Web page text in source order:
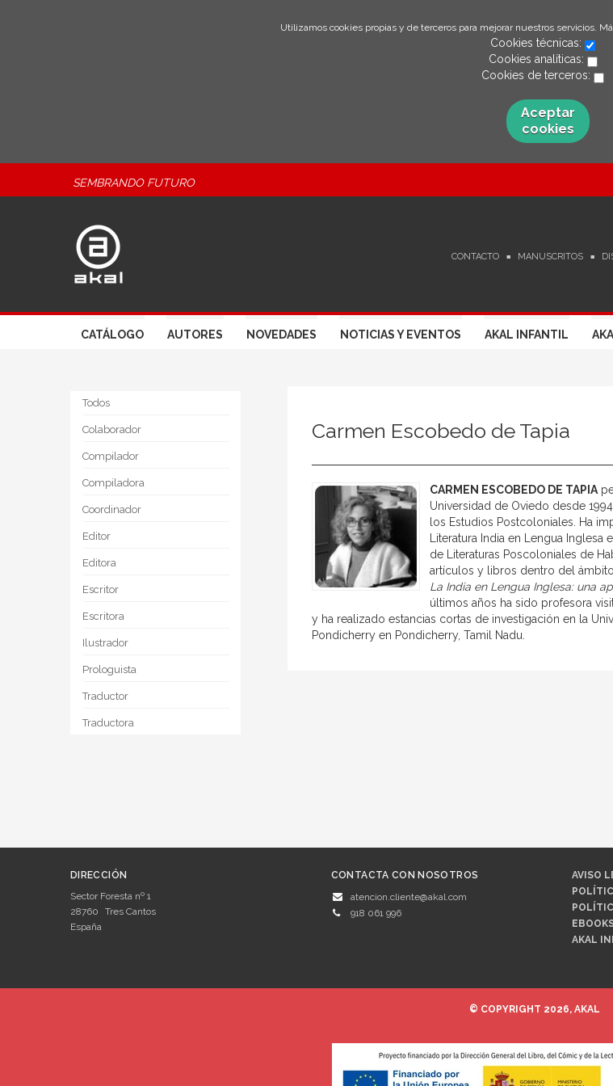
Utilizamos cookies propias y de terceros para mejorar nuestros servicios.
Cookies técnicas:
Cookies analíticas:
Cookies de terceros:
Aceptar
cookies
SEMBRANDO FUTURO
CONTACTO MANUSCRITOS
CATÁLOGO AUTORES NOVEDADES NOTICIAS Y EVENTOS AKAL INFANTIL
Todos
Colaborador
Compilador
Compiladora
Coordinador
Editor
Editora
Escritor
Escritora
Ilustrador
Prologuista
Traductor
Traductora
Carmen Escobedo de Tapia
CARMEN ESCOBEDO DE TAPIA
Universidad de Oviedo desde
los Estudios Postcoloniales. Ha
Literatura India en Lengua
de Literaturas Poscoloniales de
artículos y libros dentro del
La India en Lengua Inglesa: una
últimos años ha sido profesora
y ha realizado estancias cortas de investigación en la
Pondicherry en Pondicherry, Tamil Nadu.
DIRECCIÓN
Sector Foresta nº 1
28760
Tres Cantos
España
CONTACTA CON NOSOTROS
atencion.cliente@akal.com
918 061 996
AVISO
AKAL
© COPYRIGHT 2026, AKAL